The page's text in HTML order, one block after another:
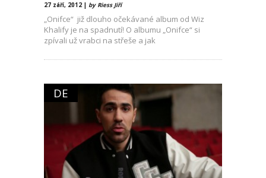
27 září, 2012 | by Riess Jiří
„Onifce“ již dlouho očekávané album od Wiz
Khalify je na spadnutí! O albumu „Onifce“ si
zpívali už vrabci na střeše a jak
DE